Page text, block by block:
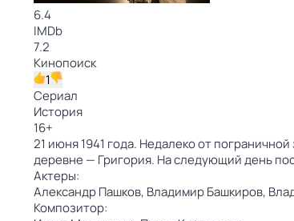
6.4
IMDb
7.2
Кинопоиск
1
Сериал
История
16+
21 июня 1941 года. Недалеко от
деревне — Григория. На следующий день
Актеры:
Александр Пашков, Владимир Башкиров,
Композитор: